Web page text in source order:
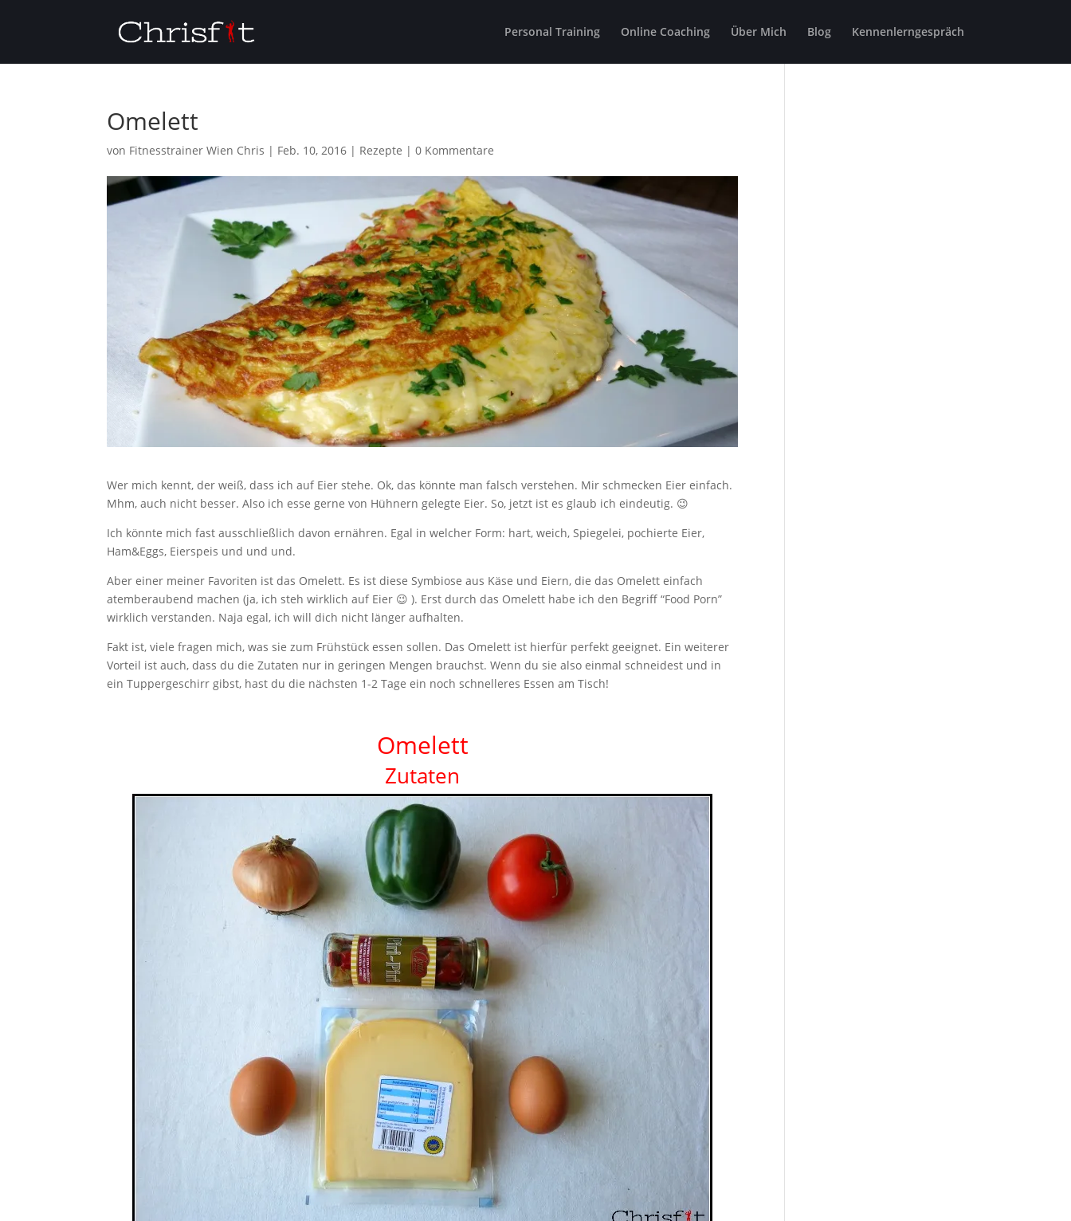
Personal Training Online Coaching Über Mich Blog Kennenlerngespräch
Omelett
von Fitnesstrainer Wien Chris | Feb. 10, 2016 | Rezepte |0 Kommentare
Wer mich kennt, der weiß, dass ich auf Eier stehe. Ok, das könnte man falsch verstehen. Mir schmecken Eier einfach.
Mhm, auch nicht besser. Also ich esse gerne von Hühnern gelegte Eier. So, jetzt ist es glaub ich eindeutig. 😉
Ich könnte mich fast ausschließlich davon ernähren. Egal in welcher Form: hart, weich, Spiegelei, pochierte Eier,
Ham&Eggs, Eierspeis und und und.
Aber einer meiner Favoriten ist das Omelett. Es ist diese Symbiose aus Käse und Eiern, die das Omelett einfach
atemberaubend machen (ja, ich steh wirklich auf Eier 😉 ). Erst durch das Omelett habe ich den Begriff “Food Porn”
wirklich verstanden. Naja egal, ich will dich nicht länger aufhalten.
Fakt ist, viele fragen mich, was sie zum Frühstück essen sollen. Das Omelett ist hierfür perfekt geeignet. Ein weiterer
Vorteil ist auch, dass du die Zutaten nur in geringen Mengen brauchst. Wenn du sie also einmal schneidest und in
ein Tuppergeschirr gibst, hast du die nächsten 1-2 Tage ein noch schnelleres Essen am Tisch!
Omelett
Zutaten